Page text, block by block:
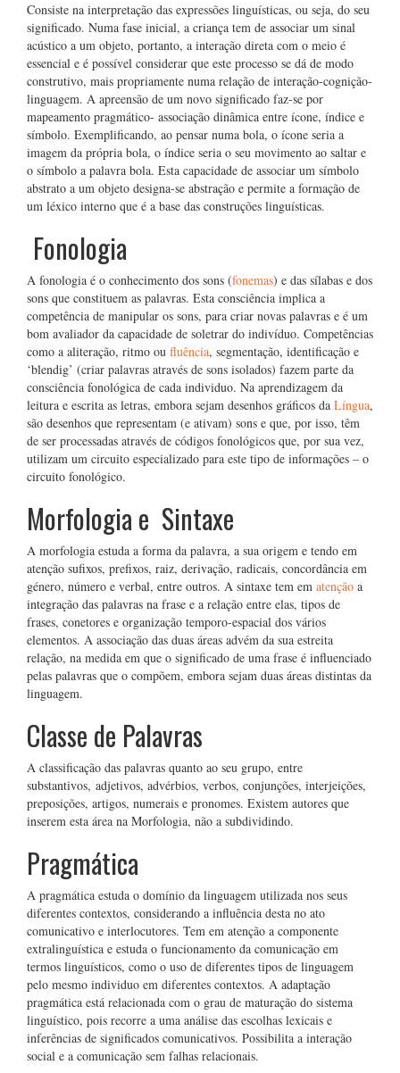
Consiste na interpretação das expressões linguísticas, ou seja, do seu
significado. Numa fase inicial, a criança tem de associar um sinal
acústico a um objeto, portanto, a interação direta com o meio é
essencial e é possível considerar que este processo se dá de modo
construtivo, mais propriamente numa relação de interação-cognição-
linguagem. A apreensão de um novo significado faz-se por
mapeamento pragmático- associação dinâmica entre ícone, índice e
símbolo. Exemplificando, ao pensar numa bola, o ícone seria a
imagem da própria bola, o índice seria o seu movimento ao saltar e
o símbolo a palavra bola. Esta capacidade de associar um símbolo
abstrato a um objeto designa-se abstração e permite a formação de
um léxico interno que é a base das construções linguísticas.
Fonologia
A fonologia é o conhecimento dos sons (fonemas) e das sílabas e dos
sons que constituem as palavras. Esta consciência implica a
competência de manipular os sons, para criar novas palavras e é um
bom avaliador da capacidade de soletrar do indivíduo. Competências
como a aliteração, ritmo ou fluência, segmentação, identificação e
‘blendig’ (criar palavras através de sons isolados) fazem parte da
consciência fonológica de cada individuo. Na aprendizagem da
leitura e escrita as letras, embora sejam desenhos gráficos da Língua,
são desenhos que representam (e ativam) sons e que, por isso, têm
de ser processadas através de códigos fonológicos que, por sua vez,
utilizam um circuito especializado para este tipo de informações – o
circuito fonológico.
Morfologia e Sintaxe
A morfologia estuda a forma da palavra, a sua origem e tendo em
atenção sufixos, prefixos, raiz, derivação, radicais, concordância em
género, número e verbal, entre outros. A sintaxe tem em atenção a
integração das palavras na frase e a relação entre elas, tipos de
frases, conetores e organização temporo-espacial dos vários
elementos. A associação das duas áreas advém da sua estreita
relação, na medida em que o significado de uma frase é influenciado
pelas palavras que o compõem, embora sejam duas áreas distintas da
linguagem.
Classe de Palavras
A classificação das palavras quanto ao seu grupo, entre
substantivos, adjetivos, advérbios, verbos, conjunções, interjeições,
preposições, artigos, numerais e pronomes. Existem autores que
inserem esta área na Morfologia, não a subdividindo.
Pragmática
A pragmática estuda o domínio da linguagem utilizada nos seus
diferentes contextos, considerando a influência desta no ato
comunicativo e interlocutores. Tem em atenção a componente
extralinguística e estuda o funcionamento da comunicação em
termos linguísticos, como o uso de diferentes tipos de linguagem
pelo mesmo individuo em diferentes contextos. A adaptação
pragmática está relacionada com o grau de maturação do sistema
linguístico, pois recorre a uma análise das escolhas lexicais e
inferências de significados comunicativos. Possibilita a interação
social e a comunicação sem falhas relacionais.